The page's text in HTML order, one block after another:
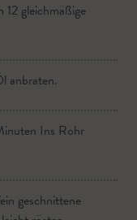
12 gleichmäßige
anbraten.
Ins Rohr
geschnittene
Kochlöffel zu
bringen.
stets mit
und heiß
schälen.
nehmen.